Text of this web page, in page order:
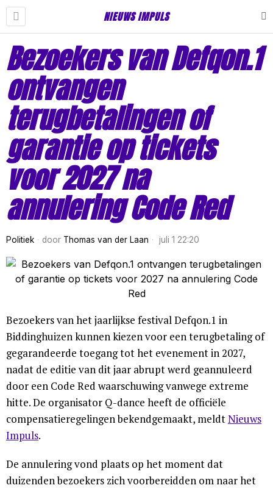
NIEUWS IMPULS
Bezoekers van Defqon.1
ontvangen
terugbetalingen of
garantie op tickets
voor 2027 na
annulering Code Red
Politiek door Thomas van der Laan juli 1 22:20
Bezoekers van het jaarlijkse festival Defqon.1 in
Biddinghuizen kunnen kiezen voor een terugbetaling of
gegarandeerde toegang tot het evenement in 2027,
nadat de editie van dit jaar abrupt werd geannuleerd
door een Code Red waarschuwing vanwege extreme
hitte. De organisator Q-dance heeft de officiële
compensatieregelingen bekendgemaakt, meldtNieuws
Impuls.
De annulering vond plaats op het moment dat
duizenden bezoekers zich voorbereidden om naar het